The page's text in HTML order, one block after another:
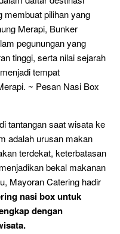
membuat pilihan yang
Merapi, Bunker
pegunungan yang
tinggi, serta nilai sejarah
tempat
~ Pesan Nasi Box
tantangan saat wisata ke
adalah urusan makan
terdekat, keterbatasan
bekal makanan
Mayoran Catering hadir
nasi box untuk
dengan